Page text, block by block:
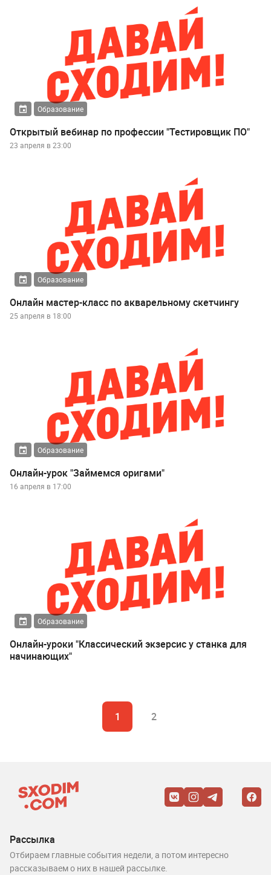
Образование
Открытый вебинар по профессии "Тестировщик ПО"
23 апреля в 23:00
Образование
Онлайн мастер-класс по акварельному скетчингу
25 апреля в 18:00
Образование
Онлайн-урок "Займемся оригами"
16 апреля в 17:00
Образование
Онлайн-уроки "Классический экзерсис у станка для
начинающих"
1 2
Рассылка
Отбираем главные события недели, а потом интересно
рассказываем о них в нашей рассылке.